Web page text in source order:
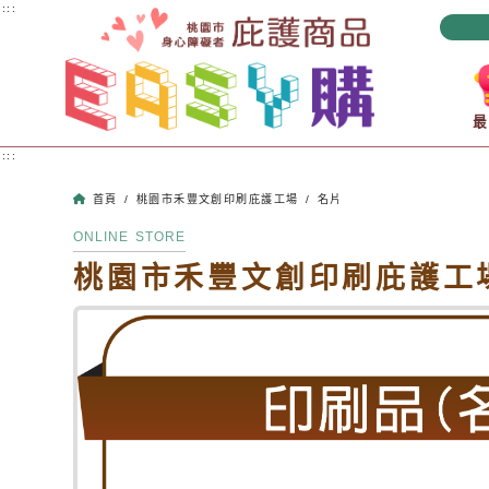
跳到主要內容
:::
:::
首頁 / 桃園市禾豐文創印刷庇護工場 / 名片
ONLINE STORE
桃園市禾豐文創印刷庇護工